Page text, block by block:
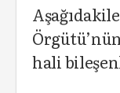
hali